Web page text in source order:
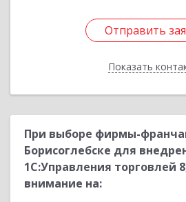
Отправить
Показать
Отправить
Назад
При выборе фирмы-
Борисоглебске для
1С:Управления торговлей
внимание на: